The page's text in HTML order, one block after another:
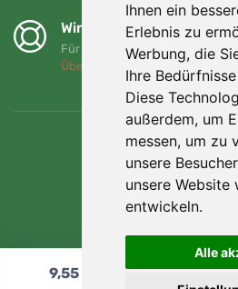
Ihnen ein
Erlebnis zu
Werbung, die
Ihre
Diese
außerdem, um
messen, um zu
unsere
unsere Website
entwickeln.
Alle
Wir unterstützen
Für jede Bestellung pflanzen wir
Über uns
9,55